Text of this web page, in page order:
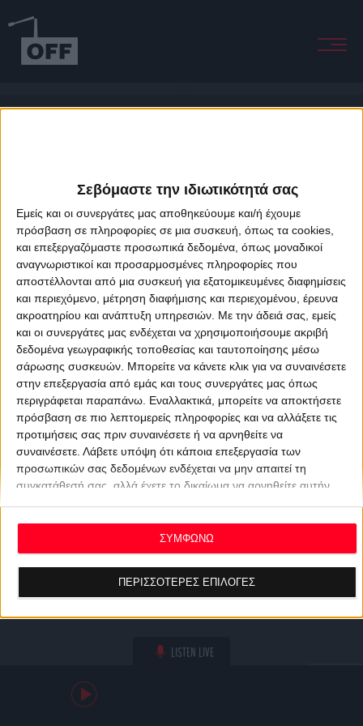
Σεβόμαστε την ιδιωτικότητά σας
Εμείς και οι συνεργάτες μας αποθηκεύουμε και/ή έχουμε
πρόσβαση σε πληροφορίες σε μια συσκευή, όπως τα cookies,
και επεξεργαζόμαστε προσωπικά δεδομένα, όπως μοναδικοί
αναγνωριστικοί και προσαρμοσμένες πληροφορίες που
αποστέλλονται από μια συσκευή για εξατομικευμένες διαφημίσεις
και περιεχόμενο, μέτρηση διαφήμισης και περιεχομένου, έρευνα
ακροατηρίου και ανάπτυξη υπηρεσιών. Με την άδειά σας, εμείς
και οι συνεργάτες μας ενδέχεται να χρησιμοποιήσουμε ακριβή
δεδομένα γεωγραφικής τοποθεσίας και ταυτοποίησης μέσω
σάρωσης συσκευών. Μπορείτε να κάνετε κλικ για να συναινέσετε
στην επεξεργασία από εμάς και τους συνεργάτες μας όπως
περιγράφεται παραπάνω. Εναλλακτικά, μπορείτε να αποκτήσετε
πρόσβαση σε πιο λεπτομερείς πληροφορίες και να αλλάξετε τις
προτιμήσεις σας πριν συναινέσετε ή να αρνηθείτε να
συναινέσετε. Λάβετε υπόψη ότι κάποια επεξεργασία των
προσωπικών σας δεδομένων ενδέχεται να μην απαιτεί τη
συγκατάθεσή σας, αλλά έχετε το δικαίωμα να αρνηθείτε αυτήν
ανακαλέσετε τη συγκατάθεσή σας ανά πάσα στιγμή
επιστρέφοντας σε αυτόν τον ιστότοπο και κάνοντας κλικ στο
κουμπί "Απορρήτου" στο κάτω μέρος της ιστοσελίδας.
ΠΕΡΙΣΣΟΤΕΡΕΣ ΕΠΙΛΟΓΕΣ
ΣΥΜΦΩΝΩ
LISTEN LIVE
About Offradio Business Class Terms & Conditions
Privacy Policy
Designed & developed byporcupine colors&Fotis Alexandrou